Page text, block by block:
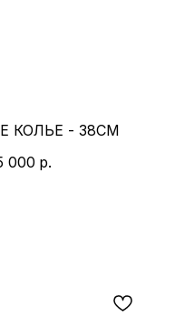
КОЛЬЕ - 38СМ
000 р.